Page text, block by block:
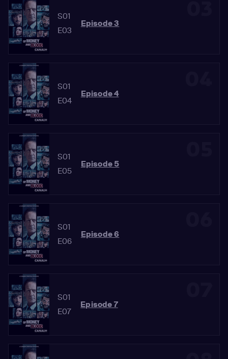
S01
E03
Episode 3
S01
E04
Episode 4
S01
E05
Episode 5
S01
E06
Episode 6
S01
E07
Episode 7